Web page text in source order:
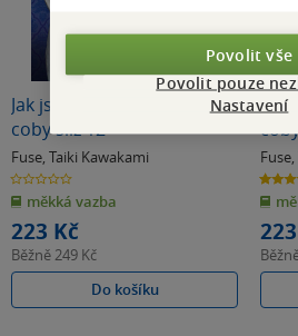
Jak jsem se reinkarnoval
coby sliz 12
Fuse, Taiki Kawakami
0.0
z
5
hvězdiček
měkká vazba
223 Kč
Běžně249 Kč
Do košíku
Jak
Fuse,
4.9
z
5
Povolit vše
Povolit pouze
Nastavení